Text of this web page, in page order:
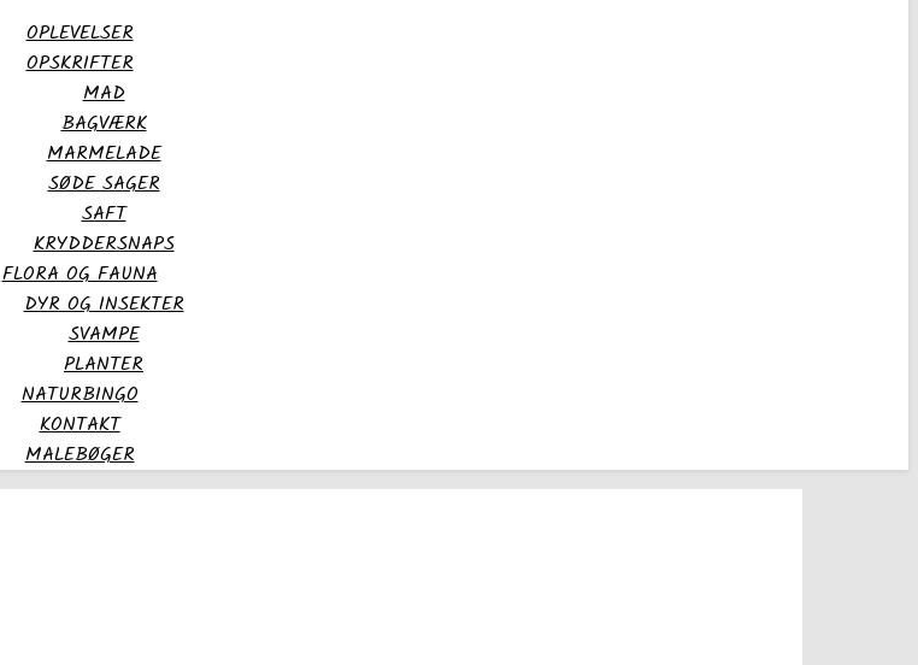
OPLEVELSER
OPSKRIFTER
MAD
BAGVÆRK
MARMELADE
SØDE SAGER
SAFT
KRYDDERSNAPS
FLORA OG FAUNA
DYR OG INSEKTER
SVAMPE
PLANTER
NATURBINGO
KONTAKT
MALEBØGER